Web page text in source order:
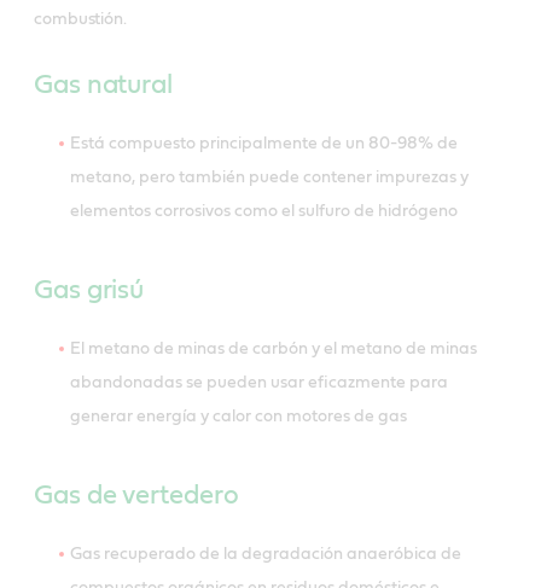
combustión.
Gas natural
Está compuesto principalmente de un 80-98% de
metano, pero también puede contener impurezas y
elementos corrosivos como el sulfuro de hidrógeno
Gas grisú
El metano de minas de carbón y el metano de minas
abandonadas se pueden usar eficazmente para
generar energía y calor con motores de gas
Gas de vertedero
Gas recuperado de la degradación anaeróbica de